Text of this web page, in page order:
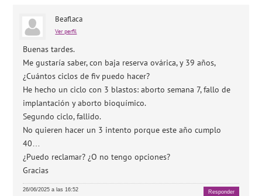
Beaflaca
Ver perfil
Buenas tardes.
Me gustaría saber, con baja reserva ovárica, y 39 años,
¿Cuántos ciclos de fiv puedo hacer?
He hecho un ciclo con 3 blastos: aborto semana 7, fallo de
implantación y aborto bioquímico.
Segundo ciclo, fallido.
No quieren hacer un 3 intento porque este año cumplo
40…
¿Puedo reclamar? ¿O no tengo opciones?
Gracias
26/06/2025 a las 16:52 Responder